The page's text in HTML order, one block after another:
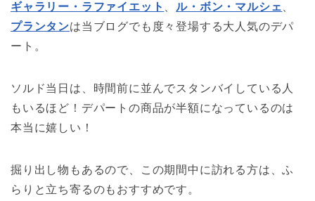
ギャラリー・ラファイエット 、ル・ボン・マルシェ、
プランタンは当ブログでも度々登場する大人気のデパ
ート。
ソルド当日は、時間前に並んでスタンバイしている人
もいるほど！デパートの商品が半額になっているのは
本当に嬉しい！
掘り出し物もあるので、この期間中に訪れる方は、ふ
らりと立ち寄るのもおすすめです。